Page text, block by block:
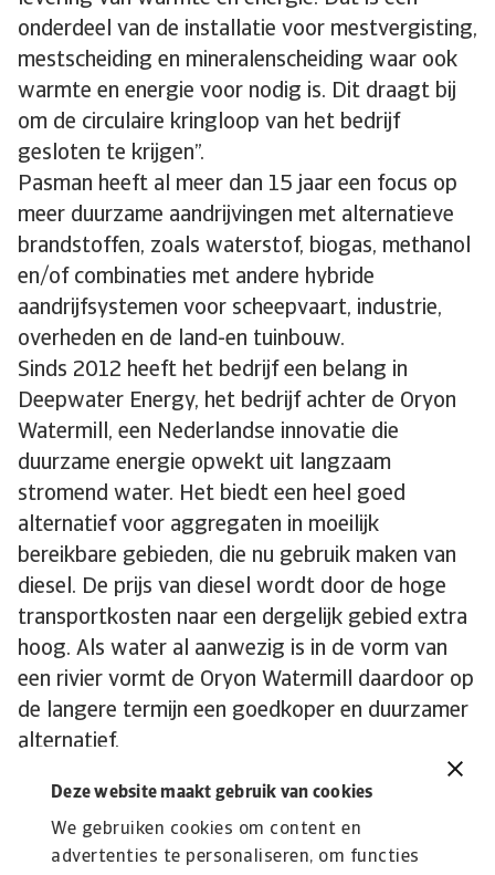
Deze website maakt gebruik van cookies
We gebruiken cookies om content en
advertenties te personaliseren, om functies
onderdeel van de installatie voor mestvergisting,
mestscheiding en mineralenscheiding waar ook
warmte en energie voor nodig is. Dit draagt bij
om de circulaire kringloop van het bedrijf
gesloten te krijgen”.
Pasman heeft al meer dan 15 jaar een focus op
meer duurzame aandrijvingen met alternatieve
brandstoffen, zoals waterstof, biogas, methanol
en/of combinaties met andere hybride
aandrijfsystemen voor scheepvaart, industrie,
overheden en de land-en tuinbouw.
Sinds 2012 heeft het bedrijf een belang in
Deepwater Energy, het bedrijf achter de Oryon
Watermill, een Nederlandse innovatie die
duurzame energie opwekt uit langzaam
stromend water. Het biedt een heel goed
alternatief voor aggregaten in moeilijk
bereikbare gebieden, die nu gebruik maken van
diesel. De prijs van diesel wordt door de hoge
transportkosten naar een dergelijk gebied extra
hoog. Als water al aanwezig is in de vorm van
een rivier vormt de Oryon Watermill daardoor op
de langere termijn een goedkoper en duurzamer
alternatief.
Daarnaast heeft Pasman in 2014 een smart off
grid energy systeem ontwikkeld. Hipersense is
een slim energiesysteem dat off grid
oplossingen biedt voor slimme opwek, verbruik